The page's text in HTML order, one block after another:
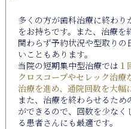
多くの方が歯科治療に終わ
をお持ちです。また、治療を
関わらず予約状況や型取り
いこともあります。
当院の短期集中型治療では １
クロスコープやセレック治
治療を進め、通院回数を大幅
また、治療を終わらせるた
ができるので、回数を少な
る患者さんにも最適です。